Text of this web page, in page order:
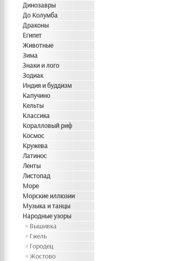
Динозавры
До Колумба
Драконы
Египет
Животные
Зима
Знаки и лого
Зодиак
Индия и буддизм
Капучино
Кельты
Классика
Коралловый риф
Космос
Кружева
Латинос
Ленты
Листопад
Море
Морские иллюзии
Музыка и танцы
Народные узоры
Вышивка
Гжель
Городец
Жостово